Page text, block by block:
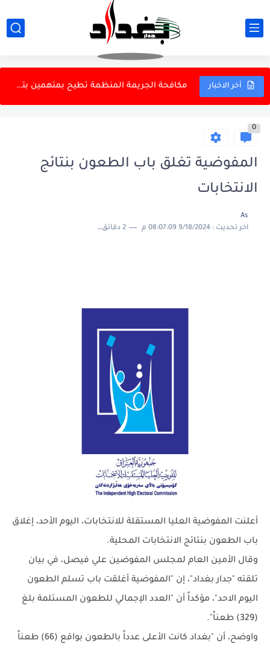
أخر الاخبار
شرطة الكرخ تطيح بمتهم حرق عجلة مواطن في الغزالية
مكافحة الجريمة المنظمة تطيح بمتهمين بتجارة الأسلحة والاعتدة في...
0
المفوضية تغلق باب الطعون بنتائج
الانتخابات
As
اخر تحديث :9/18/2024 08:07:09 م 2 دقائق للقراءة
أعلنت المفوضية العليا المستقلة للانتخابات، اليوم الأحد، إغلاق
باب الطعون بنتائج الانتخابات المحلية.
وقال الأمين العام لمجلس المفوضين علي فيصل، في بيان
تلقته "جدار بغداد"، إن "المفوضية أغلقت باب تسلم الطعون
اليوم الاحد"، مؤكداً أن "العدد الإجمالي للطعون المستلمة بلغ
(329) طعناً".
واوضح، أن "بغداد كانت الأعلى عدداً بالطعون بواقع (66) طعناً